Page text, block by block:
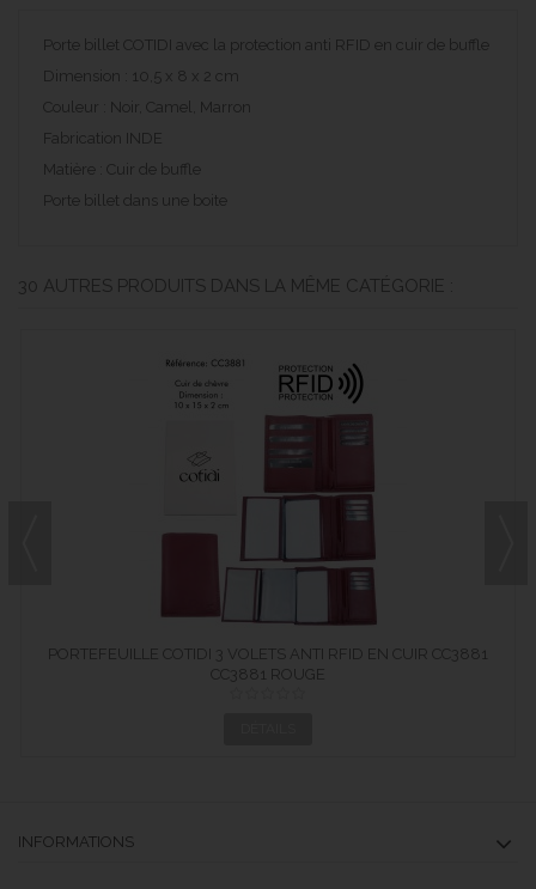
Porte billet COTIDI avec la protection anti RFID en cuir de buffle
Dimension : 10,5 x 8 x 2 cm
Couleur : Noir, Camel, Marron
Fabrication INDE
Matière : Cuir de buffle
Porte billet dans une boite
30 AUTRES PRODUITS DANS LA MÊME CATÉGORIE :
PORTEFEUILLE COTIDI 3 VOLETS ANTI RFID EN CUIR CC3881
ROUGE
CC3881 ROUGE
INFORMATIONS